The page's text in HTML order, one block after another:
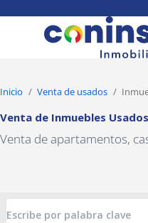
Inicio Venta de usados
Venta de Inmuebles Usados
Venta de apartamentos,